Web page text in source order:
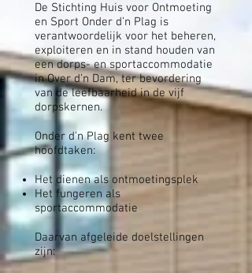
De Stichting Huis voor Ontmoeting
en Sport Onder d’n Plag is
verantwoordelijk voor het beheren,
exploiteren en in stand houden van
een dorps- en sportaccommodatie
in Over d’n Dam, ter bevordering
van de leefbaarheid in de vijf
dorpskernen.
Onder d'n Plag kent twee
hoofdtaken:
Het dienen als ontmoetingsplek
Het fungeren als
sportaccommodatie
Daarvan afgeleide doelstellingen
zijn: